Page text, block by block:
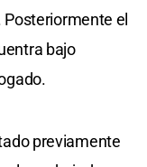
Posteriormente el
bajo
previamente